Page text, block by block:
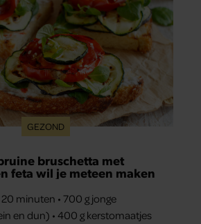
GEZOND
bruschetta met
feta wil je meteen maken
minuten • 700 g jonge
en dun) • 400 g kerstomaatjes